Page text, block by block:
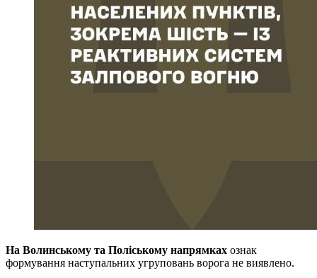
На Волинському та Поліському напрямках ознак
формування наступальних угруповань ворога не виявлено.